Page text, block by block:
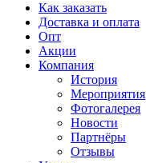
Как заказать
Доставка и оплата
Опт
Акции
Компания
История
Мероприятия
Фотогалерея
Новости
Партнёры
Отзывы